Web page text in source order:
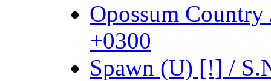
Opossum
+0300
Spawn (U) [!] /